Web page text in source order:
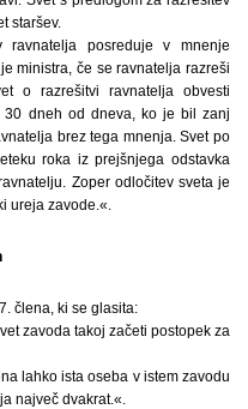
staršev.
ravnatelja posreduje v mnenje
ministra, če se ravnatelja razreši
o razrešitvi ravnatelja obvesti
30 dneh od dneva, ko je bil zanj
brez tega mnenja. Svet po
roka iz prejšnjega odstavka
Zoper odločitev sveta je
ureja zavode.«.
člena, ki se glasita:
zavoda takoj začeti postopek za
lahko ista oseba v istem zavodu
največ dvakrat.«.